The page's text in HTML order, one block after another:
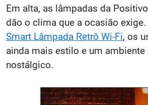
Em alta, as lâmpadas da
dão o clima que a ocasião
Smart Lâmpada Retrô Wi-Fi, os
ainda mais estilo e um ambiente
nostálgico.